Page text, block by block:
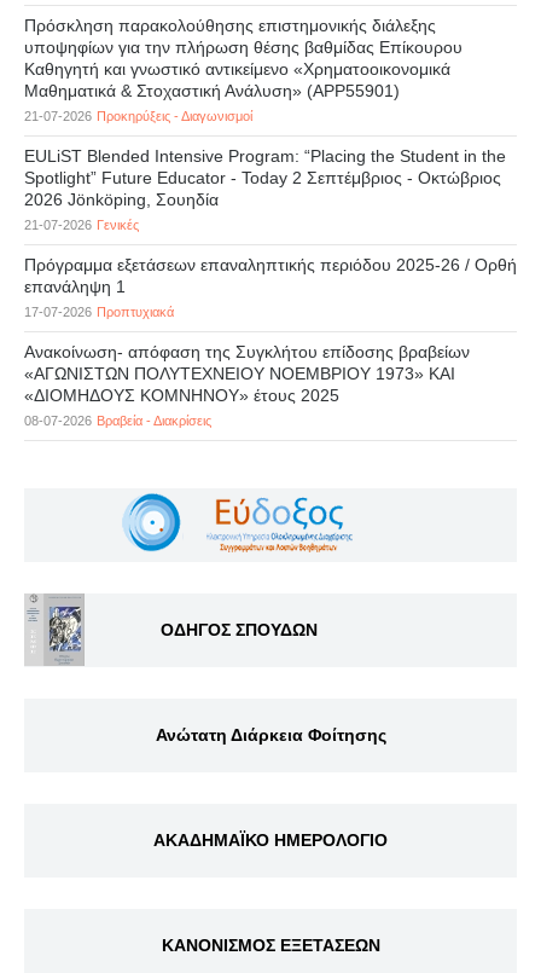
Πρόσκληση παρακολούθησης επιστημονικής διάλεξης
υποψηφίων για την πλήρωση θέσης βαθμίδας Επίκουρου
Καθηγητή και γνωστικό αντικείμενο «Χρηματοοικονομικά
Μαθηματικά & Στοχαστική Ανάλυση» (APP55901)
21-07-2026 Προκηρύξεις - Διαγωνισμοί
EULiST Blended Intensive Program: “Placing the Student in the
Spotlight” Future Educator - Today 2 Σεπτέμβριος - Οκτώβριος
2026 Jönköping, Σουηδία
21-07-2026 Γενικές
Πρόγραμμα εξετάσεων επαναληπτικής περιόδου 2025-26 / Ορθή
επανάληψη 1
17-07-2026 Προπτυχιακά
Ανακοίνωση- απόφαση της Συγκλήτου επίδοσης βραβείων
«ΑΓΩΝΙΣΤΩΝ ΠΟΛΥΤΕΧΝΕΙΟΥ ΝΟΕΜΒΡΙΟΥ 1973» ΚΑΙ
«ΔΙΟΜΗΔΟΥΣ ΚΟΜΝΗΝΟΥ» έτους 2025
08-07-2026 Βραβεία - Διακρίσεις
ΟΔΗΓΟΣ ΣΠΟΥΔΩΝ
Ανώτατη Διάρκεια Φοίτησης
ΑΚΑΔΗΜΑΪΚΟ ΗΜΕΡΟΛΟΓΙΟ
ΚΑΝΟΝΙΣΜΟΣ ΕΞΕΤΑΣΕΩΝ